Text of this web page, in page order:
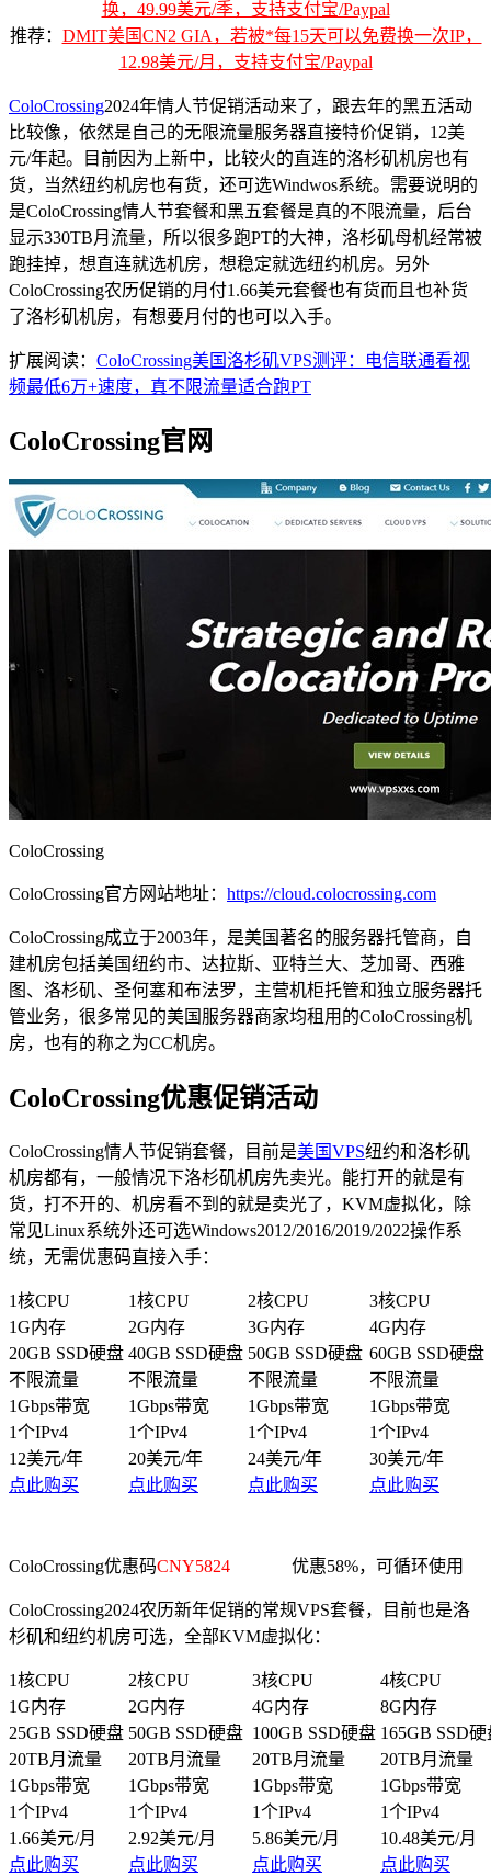
换，49.99美元/季，支持支付宝/Paypal
推荐： DMIT美国CN2 GIA，若被*每15天可以免费换一次IP，
12.98美元/月，支持支付宝/Paypal
ColoCrossing2024年情人节促销活动来了，跟去年的黑五活动
比较像，依然是自己的无限流量服务器直接特价促销，12美
元/年起。目前因为上新中，比较火的直连的洛杉矶机房也有
货，当然纽约机房也有货，还可选Windwos系统。需要说明的
是ColoCrossing情人节套餐和黑五套餐是真的不限流量，后台
显示330TB月流量，所以很多跑PT的大神，洛杉矶母机经常被
跑挂掉，想直连就选机房，想稳定就选纽约机房。另外
ColoCrossing农历促销的月付1.66美元套餐也有货而且也补货
了洛杉矶机房，有想要月付的也可以入手。
扩展阅读： ColoCrossing美国洛杉矶VPS测评：电信联通看视
频最低6万+速度，真不限流量适合跑PT
ColoCrossing官网
ColoCrossing
ColoCrossing官方网站地址： https://cloud.colocrossing.com
ColoCrossing成立于2003年，是美国著名的服务器托管商，自
建机房包括美国纽约市、达拉斯、亚特兰大、芝加哥、西雅
图、洛杉矶、圣何塞和布法罗，主营机柜托管和独立服务器托
管业务，很多常见的美国服务器商家均租用的ColoCrossing机
房，也有的称之为CC机房。
ColoCrossing优惠促销活动
ColoCrossing情人节促销套餐，目前是美国VPS纽约和洛杉矶
机房都有，一般情况下洛杉矶机房先卖光。能打开的就是有
货，打不开的、机房看不到的就是卖光了，KVM虚拟化，除
常见Linux系统外还可选Windows2012/2016/2019/2022操作系
统，无需优惠码直接入手：
1核CPU 1核CPU 2核CPU
3核CPU
1G内存
2G内存 3G内存
4G内存
20GB SSD硬盘 40GB SSD硬盘 50GB SSD硬盘 60GB SSD硬盘
不限流量
不限流量 不限流量
不限流量
1Gbps带宽
1Gbps带宽 1Gbps带宽
1Gbps带宽
1个IPv4
1个IPv4 1个IPv4
1个IPv4
12美元/年
20美元/年 24美元/年
30美元/年
点此购买
点此购买 点此购买 点此购买
ColoCrossing优惠码CNY5824 优惠58%，可循环使用
ColoCrossing2024农历新年促销的常规VPS套餐，目前也是洛
杉矶和纽约机房可选，全部KVM虚拟化：
1核CPU 2核CPU 3核CPU
4核CPU
1G内存
2G内存 4G内存
8G内存
25GB SSD硬盘 50GB SSD硬盘 100GB SSD硬盘 165GB SSD硬
20TB月流量
20TB月流量 20TB月流量
20TB月流量
1Gbps带宽
1Gbps带宽 1Gbps带宽
1Gbps带宽
1个IPv4
1个IPv4 1个IPv4
1个IPv4
1.66美元/月
2.92美元/月 5.86美元/月
10.48美元/月
点此购买
点此购买 点此购买 点此购买